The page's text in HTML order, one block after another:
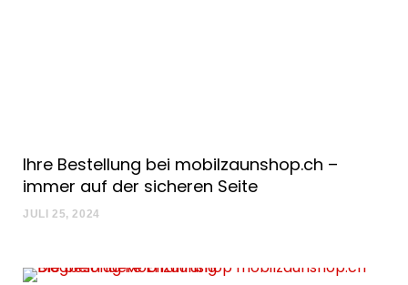
Ihre Bestellung bei mobilzaunshop.ch –
immer auf der sicheren Seite
JULI 25, 2024